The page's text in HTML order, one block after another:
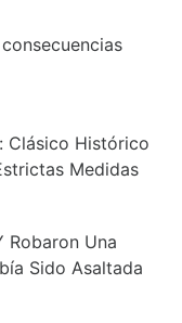
Clásico Histórico
Medidas
Robaron Una
Sido Asaltada